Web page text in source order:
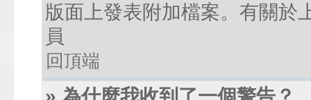
版面上發表附加檔案。有關於
員
回頂端